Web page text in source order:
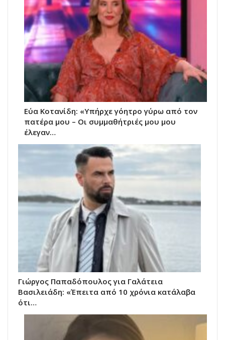
Εύα Κοτανίδη: «Υπήρχε γόητρο γύρω από τον
πατέρα μου – Οι συμμαθήτριές μου μου
έλεγαν…
Γιώργος Παπαδόπουλος για Γαλάτεια
Βασιλειάδη: «Έπειτα από 10 χρόνια κατάλαβα
ότι…